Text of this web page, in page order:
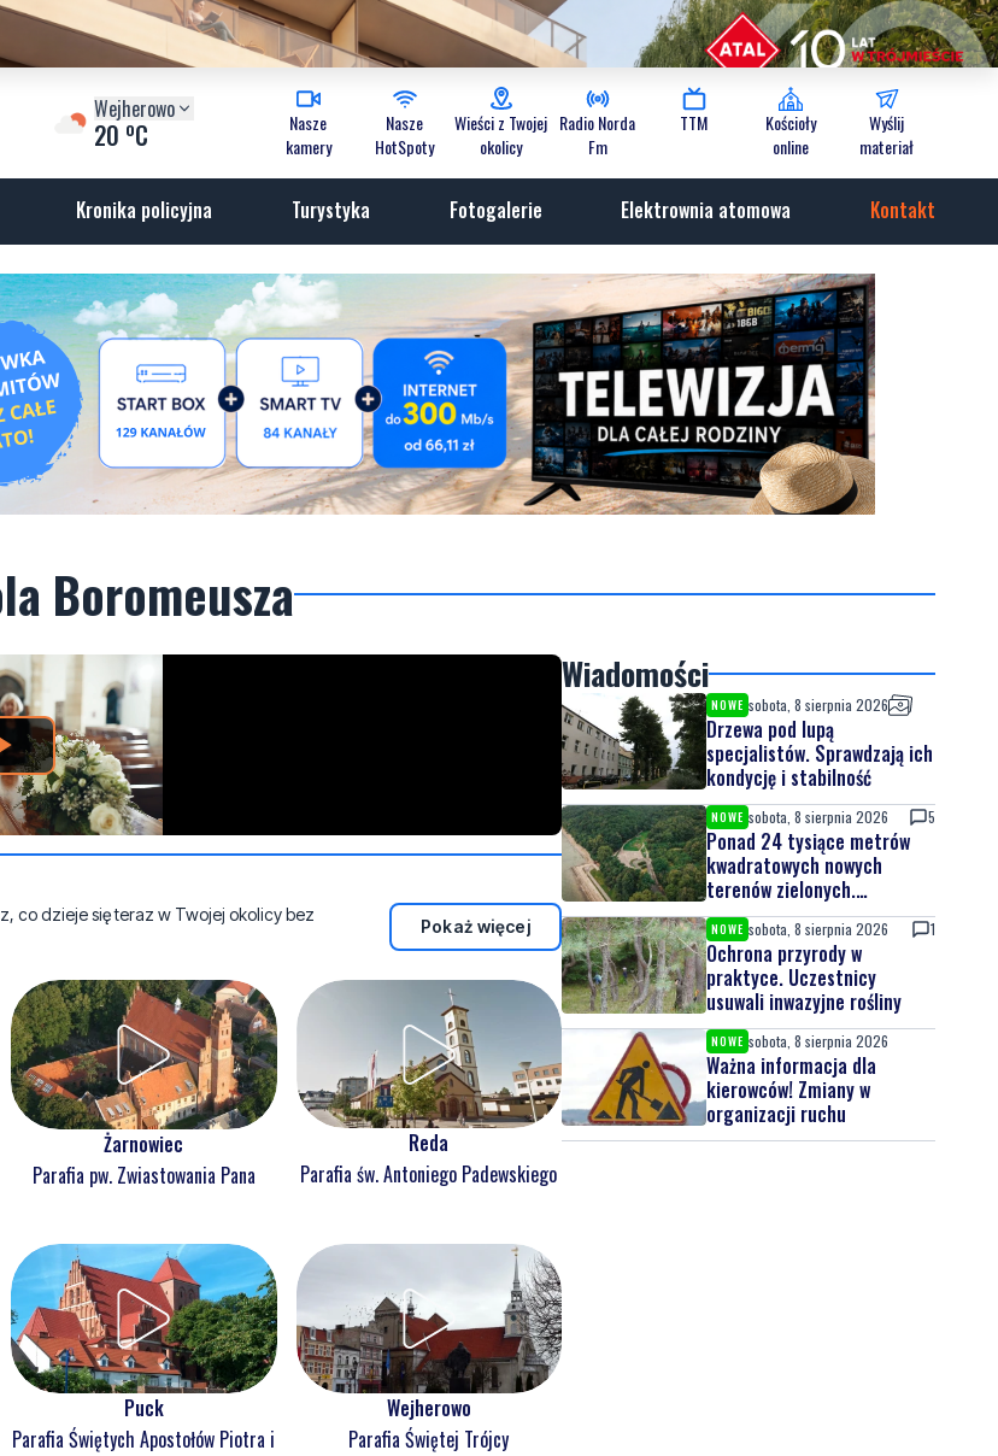
Wejherowo
20 oC
Nasze
kamery
Nasze
HotSpoty
Wieści z Twojej
okolicy
Radio Norda
Fm
TTM
Kościoły
online
Wyślij
materiał
Kronika policyjna Turystyka Fotogalerie Elektrownia atomowa Kontakt
Boromeusza
co dzieje się teraz w Twojej okolicy bez
Pokaż więcej
Żarnowiec
Parafia pw. Zwiastowania Pana
Reda
Parafia św. Antoniego Padewskiego
Puck
Parafia Świętych Apostołów Piotra i
Wejherowo
Parafia Świętej Trójcy
Wiadomości
NOWE sobota, 8 sierpnia 2026
Drzewa pod lupą
specjalistów. Sprawdzają ich
kondycję i stabilność
NOWE sobota, 8 sierpnia 2026 5
Ponad 24 tysiące metrów
kwadratowych nowych
terenów zielonych.
Powstanie nowa przestrzeń
do wypoczynku
NOWE sobota, 8 sierpnia 2026 1
Ochrona przyrody w
praktyce. Uczestnicy
usuwali inwazyjne rośliny
NOWE sobota, 8 sierpnia 2026
Ważna informacja dla
kierowców! Zmiany w
organizacji ruchu